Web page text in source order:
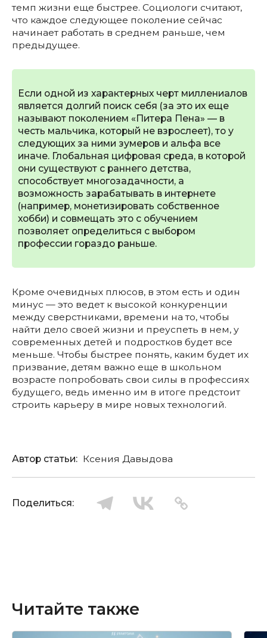
темп жизни еще быстрее. Социологи считают,
что каждое следующее поколение сейчас
начинает работать в среднем раньше, чем
предыдущее.
Если одной из характерных черт миллениалов
является долгий поиск себя (за это их еще
называют поколением «Питера Пена» — в
честь мальчика, который не взрослеет), то у
следующих за ними зумеров и альфа все
иначе. Глобальная цифровая среда, в которой
они существуют с раннего детства,
способствует многозадачности, а
возможность зарабатывать в интернете
(например, монетизировать собственное
хобби) и совмещать это с обучением
позволяет определиться с выбором
профессии гораздо раньше.
Кроме очевидных плюсов, в этом есть и один
минус — это ведет к высокой конкуренции
между сверстниками, времени на то, чтобы
найти дело своей жизни и преуспеть в нем, у
современных детей и подростков будет все
меньше. Чтобы быстрее понять, каким будет их
призвание, детям важно еще в школьном
возрасте попробовать свои силы в профессиях
будущего, ведь именно им в итоге предстоит
строить карьеру в мире новых технологий.
Автор статьи: Ксения Давыдова
Поделиться:
Читайте также